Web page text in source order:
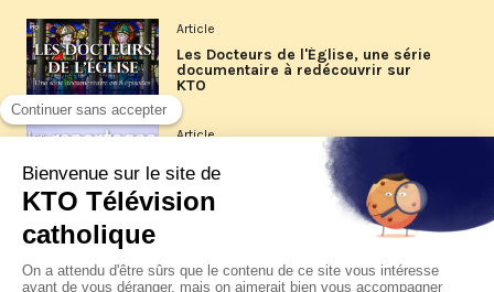
Article
Les Docteurs de l'Église, une série
documentaire à redécouvrir sur
KTO
Article
Les reportages d'été 2026 de KTO
La visite pastorale du pape Léon
XIV à Assise à suivre sur KTO le